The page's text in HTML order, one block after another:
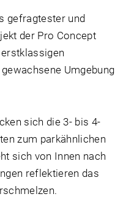
gefragtester und
der Pro Concept
Umgebung
sich die 3- bis 4-
zum parkähnlichen
sich von Innen nach
reflektieren das